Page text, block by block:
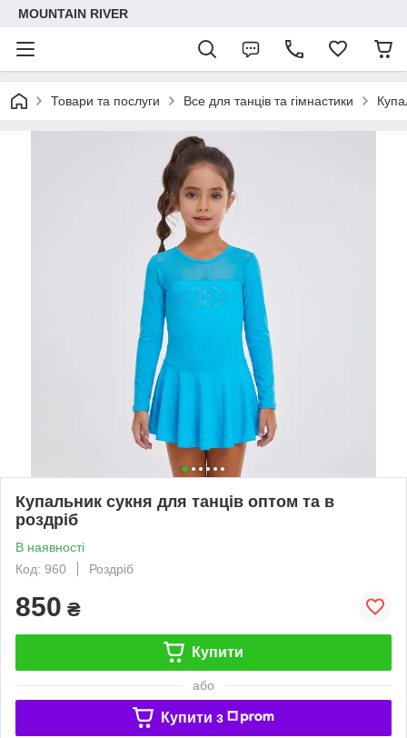
MOUNTAIN RIVER
Товари та послуги Все для танців та гімнастики
Купальник сукня для танців оптом та в
роздріб
В наявності
Код: 960
Роздріб
850 ₴
Купити
або
Купити з